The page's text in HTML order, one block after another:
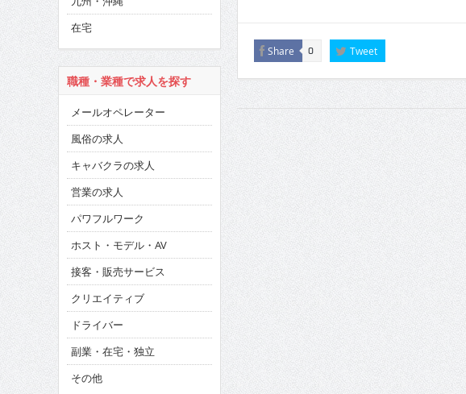
Share 0 Tweet
在宅
職種・業種で求人を探す
メールオペレーター
風俗の求人
キャバクラの求人
営業の求人
パワフルワーク
ホスト・モデル・AV
接客・販売サービス
クリエイティブ
ドライバー
副業・在宅・独立
その他